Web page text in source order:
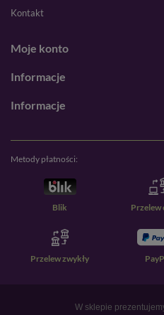
Kontakt
Moje konto
Informacje
Informacje
Metody płatności:
Blik Przelew
Przelew zwykły
W sklepie